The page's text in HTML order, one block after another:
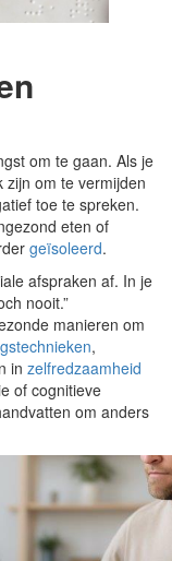
om te gaan. Als je
zijn om te vermijden
toe te spreken.
eten of
geïsoleerd.
afspraken af. In je
nooit.”
manieren om
,
in zelfredzaamheid
of cognitieve
om anders